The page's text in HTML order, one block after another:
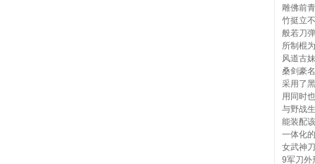
雕佛前
竹挺立
般若刀
所制棍
风道古
桑剑豪
采用了
用同时
与野战
能装配
一体化
女武神
9军刀外